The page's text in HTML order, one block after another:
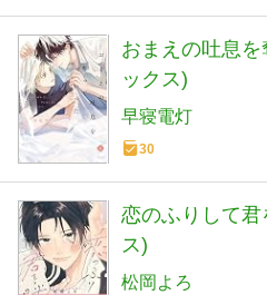
おまえの吐息を
ックス)
早寝電灯
30
恋のふりして君
ス)
松岡よろ